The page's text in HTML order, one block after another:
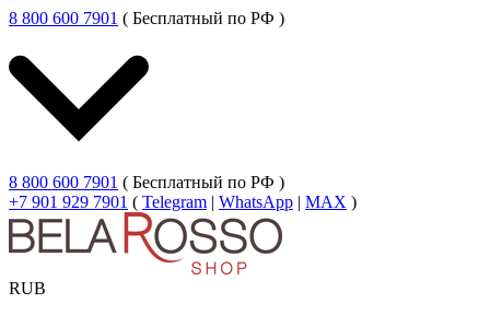
8 800 600 7901 ( Бесплатный по РФ )
8 800 600 7901 ( Бесплатный по РФ )
+7 901 929 7901 ( Telegram | WhatsApp | MAX )
RUB